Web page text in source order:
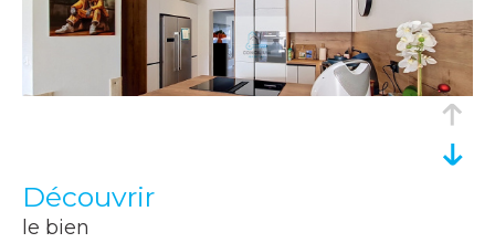
découvrir
le bien